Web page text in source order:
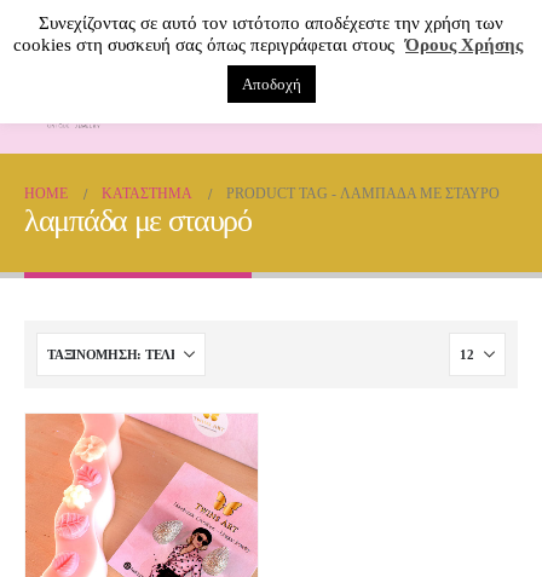
HOME ΚΑΤΆΣΤΗΜΑ PRODUCT TAG - ΛΑΜΠΆΔΑ ΜΕ ΣΤΑΥΡΌ
λαμπάδα με σταυρό
Συνεχίζοντας σε αυτό τον ιστότοπο αποδέχεστε την χρήση των
cookies στη συσκευή σας όπως περιγράφεται στους Όρους Χρήσης
Αποδοχή